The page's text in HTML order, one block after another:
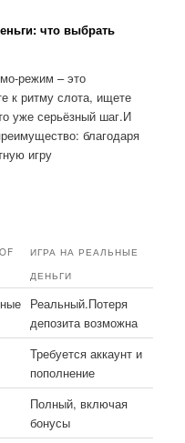
что выбрать
режим – это
к ритму слота, ищете
уже серьёзный шаг.И
благодаря
игру
ИГРА НА РЕАЛЬНЫЕ
ДЕНЬГИ
Реальный.Потеря
депозита возможна
Требуется аккаунт и
пополнение
Полный, включая
бонусы